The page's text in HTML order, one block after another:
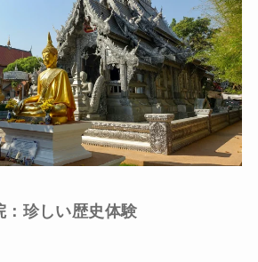
：珍しい歴史体験